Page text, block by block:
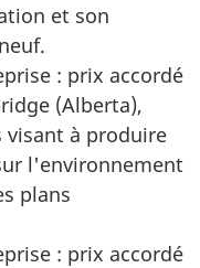
et son
: prix accordé
(Alberta),
visant à produire
l'environnement
plans
: prix accordé